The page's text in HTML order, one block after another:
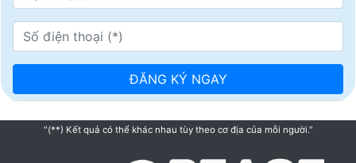
"(**) Kết quả có thể khác nhau tùy theo cơ địa của mỗi người."